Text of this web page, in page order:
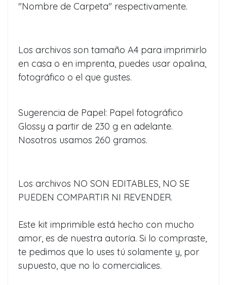
"Nombre de Carpeta" respectivamente.
Los archivos son tamaño A4 para imprimirlo
en casa o en imprenta, puedes usar opalina,
fotográfico o el que gustes.
Sugerencia de Papel: Papel fotográfico
Glossy a partir de 230 g en adelante.
Nosotros usamos 260 gramos.
Los archivos NO SON EDITABLES, NO SE
PUEDEN COMPARTIR NI REVENDER.
Este kit imprimible está hecho con mucho
amor, es de nuestra autoría. Si lo compraste,
te pedimos que lo uses tú solamente y, por
supuesto, que no lo comercialices.